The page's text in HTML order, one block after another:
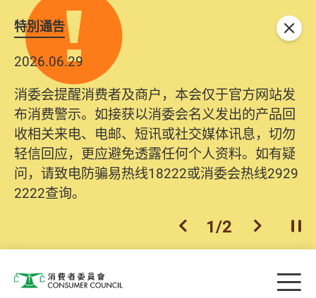
特別通告
2026.06.29
消委会提醒消费者及商户，本会仅于官方网站发
布消费警示。如接获以消委会名义发出的产品回
收相关来电、电邮、短讯或社交媒体讯息，切勿
轻信回应，更应避免透露任何个人资料。如有疑
问，请致电防骗易热线18222或消委会热线2929
2222查询。
上一个
1/2 下一个开
关闭
消费者委员会 目